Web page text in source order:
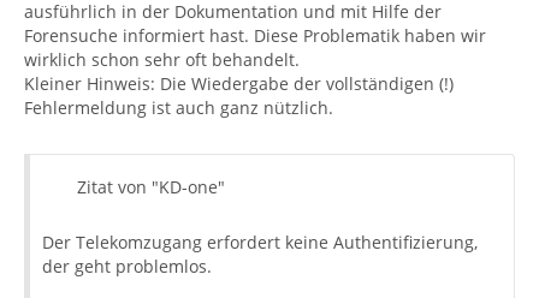
ausführlich in der Dokumentation und mit Hilfe der
Forensuche informiert hast. Diese Problematik haben wir
wirklich schon sehr oft behandelt.
Kleiner Hinweis: Die Wiedergabe der vollständigen (!)
Fehlermeldung ist auch ganz nützlich.
Zitat von "KD-one"
Der Telekomzugang erfordert keine Authentifizierung,
der geht problemlos.